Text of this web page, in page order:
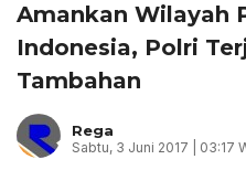
Amankan Wilayah
Indonesia, Polri
Tambahan
Rega
Sabtu, 3 Juni 2017 | 03:17